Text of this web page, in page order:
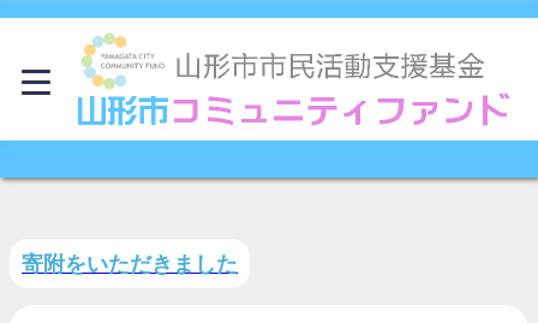
寄附をいただきました